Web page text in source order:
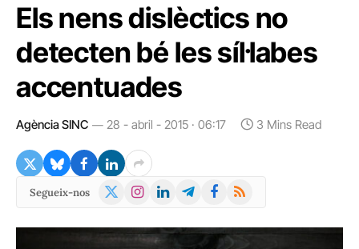
Els nens dislèctics no
detecten bé les síl·labes
accentuades
Agència SINC 28 - abril - 2015 · 06:17 3 Mins Read
Segueix-nos
X
Instagram
LinkedInTelegramFacebook
RSS